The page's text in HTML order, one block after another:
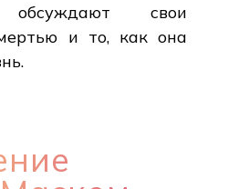
обсуждают свои
и то, как она